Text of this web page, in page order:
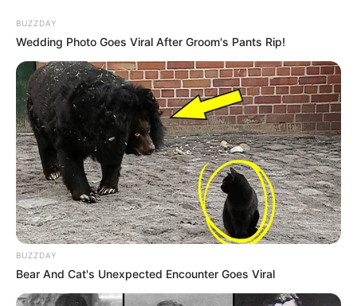
BUZZDAY
Wedding Photo Goes Viral After Groom's Pants Rip!
BUZZDAY
Bear And Cat's Unexpected Encounter Goes Viral